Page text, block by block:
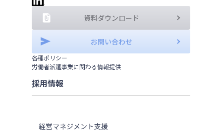
資料ダウンロード
お問い合わせ
各種ポリシー
労働者派遣事業に関わる情報提供
採用情報
経営マネジメント支援